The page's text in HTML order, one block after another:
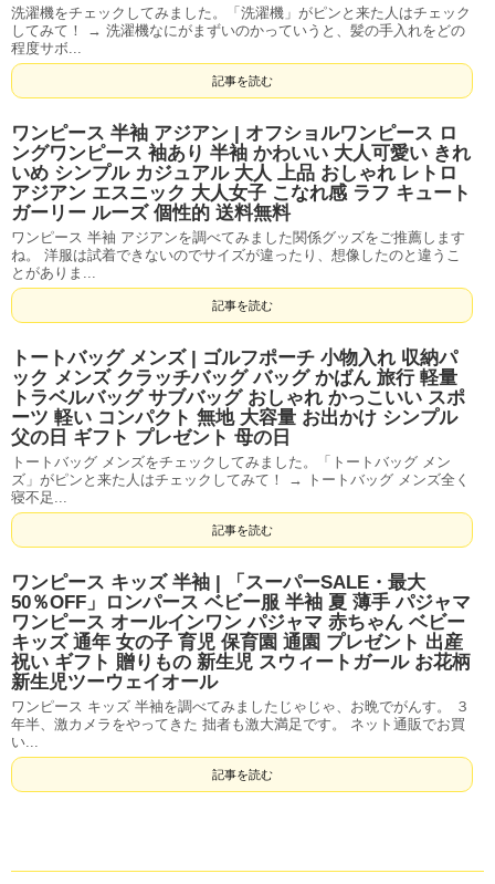
洗濯機をチェックしてみました。「洗濯機」がピンと来た人はチェック
してみて！ → 洗濯機なにがまずいのかっていうと、髪の手入れをどの
程度サボ...
記事を読む
ワンピース 半袖 アジアン | オフショルワンピース ロ
ングワンピース 袖あり 半袖 かわいい 大人可愛い きれ
いめ シンプル カジュアル 大人 上品 おしゃれ レトロ
アジアン エスニック 大人女子 こなれ感 ラフ キュート
ガーリー ルーズ 個性的 送料無料
ワンピース 半袖 アジアンを調べてみました関係グッズをご推薦します
ね。 洋服は試着できないのでサイズが違ったり、想像したのと違うこ
とがありま...
記事を読む
トートバッグ メンズ | ゴルフポーチ 小物入れ 収納パ
ック メンズ クラッチバッグ バッグ かばん 旅行 軽量
トラベルバッグ サブバッグ おしゃれ かっこいい スポ
ーツ 軽い コンパクト 無地 大容量 お出かけ シンプル
父の日 ギフト プレゼント 母の日
トートバッグ メンズをチェックしてみました。「トートバッグ メン
ズ」がピンと来た人はチェックしてみて！ → トートバッグ メンズ全く
寝不足...
記事を読む
ワンピース キッズ 半袖 | 「スーパーSALE・最大
50％ОFF」ロンパース ベビー服 半袖 夏 薄手 パジャマ
ワンピース オールインワン パジャマ 赤ちゃん ベビー
キッズ 通年 女の子 育児 保育園 通園 プレゼント 出産
祝い ギフト 贈りもの 新生児 スウィートガール お花柄
新生児ツーウェイオール
ワンピース キッズ 半袖を調べてみましたじゃじゃ、お晩でがんす。 ３
年半、激カメラをやってきた 拙者も激大満足です。 ネット通販でお買
い...
記事を読む